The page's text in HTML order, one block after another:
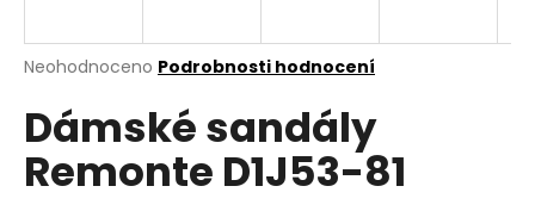
Průměrné
produktu
je
0,0
Neohodnoceno Podrobnosti hodnocení
Dámské sandály
Remonte D1J53-81
j
t
?